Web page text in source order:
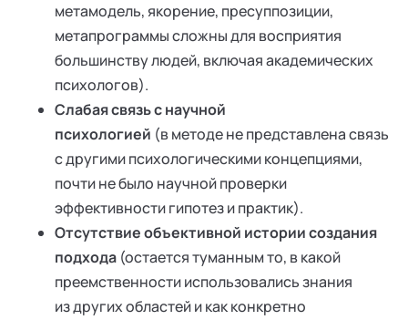
метамодель, якорение, пресуппозиции,
метапрограммы сложны для восприятия
большинству людей, включая академических
психологов).
Слабая связь с научной
психологией (в методе не представлена связь
с другими психологическими концепциями,
почти не было научной проверки
эффективности гипотез и практик).
Отсутствие объективной истории создания
подхода (остается туманным то, в какой
преемственности использовались знания
из других областей и как конкретно